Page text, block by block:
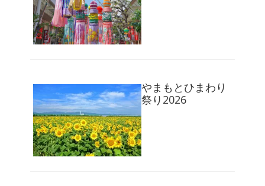
やまもとひまわり
祭り2026